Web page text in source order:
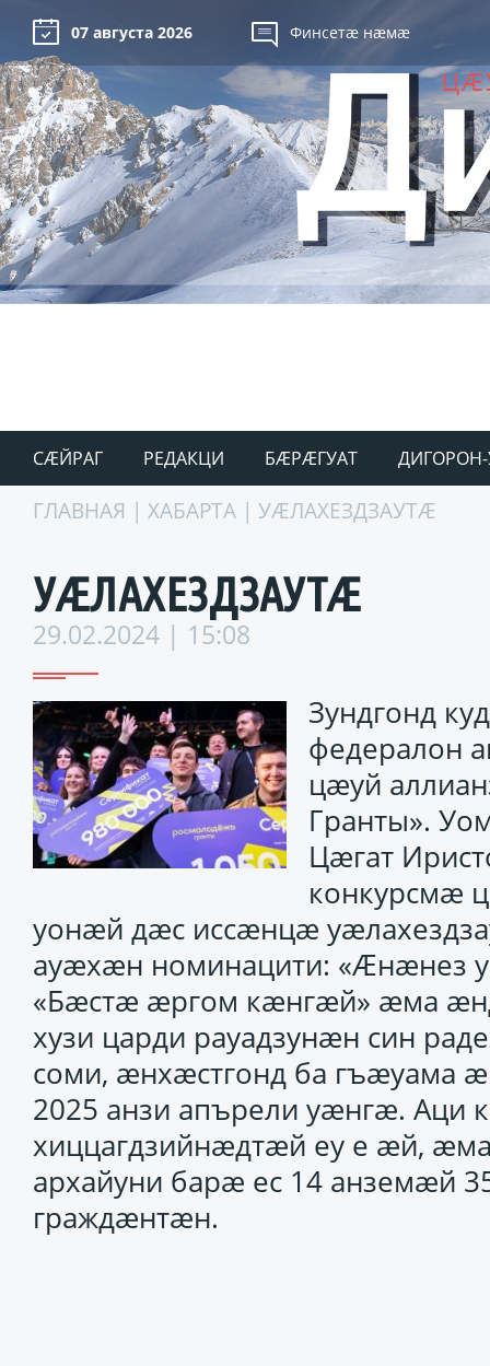
07 августа 2026 Финсетæ нæмæ
СÆЙРАГ РЕДАКЦИ БÆРÆГУАТ ДИГОРОН-
ГЛАВНАЯ | ХАБАРТА | УÆЛАХЕЗДЗАУТÆ
УÆЛАХЕЗДЗАУТÆ
29.02.2024 | 15:08
Зундгонд
федералон
цæуй
Гранты».
Цæгат
конкурсмæ
уонæй дæс иссæнцæ
ауæхæн номинацити: «Æнæнез
«Бæстæ æргом кæнгæй» æма
хузи царди рауадзунæн син
соми, æнхæстгонд ба гъæуама
2025 анзи апърели уæнгæ. Аци
хиццагдзийнæдтæй еу е æй,
архайуни барæ ес 14 анземæй
граждæнтæн.